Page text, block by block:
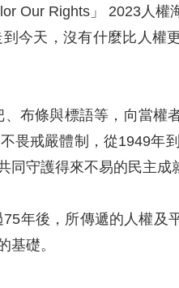
Our Rights」 2023人權
今天，沒有什麼比人權
布條與標語等，向當權
畏戒嚴體制，從1949年
守護得來不易的民主成
年後，所傳遞的人權及
基礎。